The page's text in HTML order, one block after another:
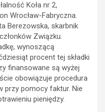
Koła nr 2,
Wrocław-Fabryczna.
Berezowska, skarbnik
Związku.
wynoszącą
procent tej składki
finansowane są wyżej
obowiązuje procedura
przy pomocy faktur. Nie
pieniędzy.